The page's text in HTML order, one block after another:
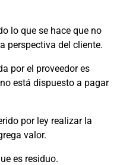
lo que se hace que no
perspectiva del cliente.
por el proveedor es
está dispuesto a pagar
por ley realizar la
valor.
es residuo.